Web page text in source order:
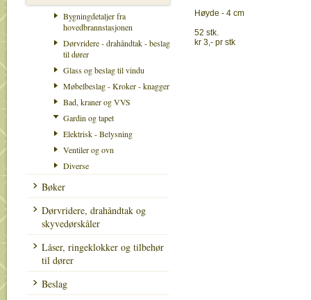
Bygningdetaljer fra
hovedbrannstasjonen
Dørvridere - drahåndtak - beslag
til dører
Glass og beslag til vindu
Møbelbeslag - Kroker - knagger
Bad, kraner og VVS
Gardin og tapet
Elektrisk - Belysning
Ventiler og ovn
Diverse
Bøker
Dørvridere, drahåndtak og
skyvedørskåler
Låser, ringeklokker og tilbehør
til dører
Beslag
Høyde - 4 cm
52 stk.
kr 3,- pr stk